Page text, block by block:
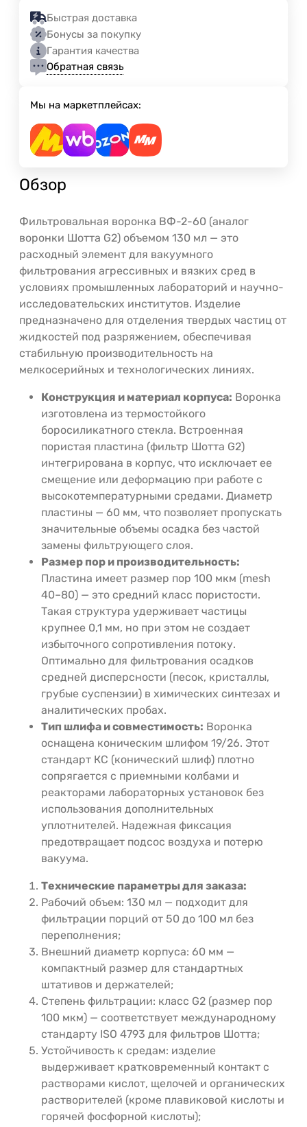
Быстрая доставка
Бонусы за покупку
Гарантия качества
Обратная связь
Мы на маркетплейсах:
Обзор
Фильтровальная воронка ВФ-2-60 (аналог
воронки Шотта G2) объемом 130 мл — это
расходный элемент для вакуумного
фильтрования агрессивных и вязких сред в
условиях промышленных лабораторий и научно-
исследовательских институтов. Изделие
предназначено для отделения твердых частиц от
жидкостей под разряжением, обеспечивая
стабильную производительность на
мелкосерийных и технологических линиях.
Конструкция и материал корпуса: Воронка
изготовлена из термостойкого
боросиликатного стекла. Встроенная
пористая пластина (фильтр Шотта G2)
интегрирована в корпус, что исключает ее
смещение или деформацию при работе с
высокотемпературными средами. Диаметр
пластины — 60 мм, что позволяет пропускать
значительные объемы осадка без частой
замены фильтрующего слоя.
Размер пор и производительность:
Пластина имеет размер пор 100 мкм (mesh
40–80) — это средний класс пористости.
Такая структура удерживает частицы
крупнее 0,1 мм, но при этом не создает
избыточного сопротивления потоку.
Оптимально для фильтрования осадков
средней дисперсности (песок, кристаллы,
грубые суспензии) в химических синтезах и
аналитических пробах.
Тип шлифа и совместимость: Воронка
оснащена коническим шлифом 19/26. Этот
стандарт КС (конический шлиф) плотно
сопрягается с приемными колбами и
реакторами лабораторных установок без
использования дополнительных
уплотнителей. Надежная фиксация
предотвращает подсос воздуха и потерю
вакуума.
Технические параметры для заказа:
Рабочий объем: 130 мл — подходит для
фильтрации порций от 50 до 100 мл без
переполнения;
Внешний диаметр корпуса: 60 мм —
компактный размер для стандартных
штативов и держателей;
Степень фильтрации: класс G2 (размер пор
100 мкм) — соответствует международному
стандарту ISO 4793 для фильтров Шотта;
Устойчивость к средам: изделие
выдерживает кратковременный контакт с
растворами кислот, щелочей и органических
растворителей (кроме плавиковой кислоты и
горячей фосфорной кислоты);